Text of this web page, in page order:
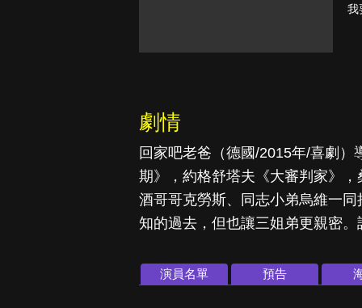
我
劇情
回家吧老爸（德國/2015年/喜劇
期》，約格舒塔夫《大審判家》
酒哥哥克勞斯、同志小弟烏維一
知的過去，但也讓三姐弟更親密。
演員名單 預告